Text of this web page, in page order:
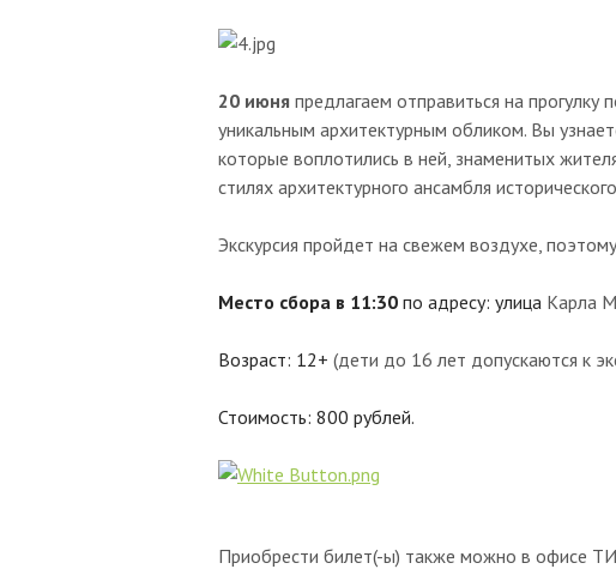
20 июня предлагаем отправиться на
уникальным архитектурным обликом. Вы
которые воплотились в ней, знаменитых
стилях архитектурного ансамбля
Экскурсия пройдет на свежем воздухе,
Место сбора в 11:30 по адресу: улица Карла
Возраст: 12+ (дети до 16 лет допускаются к
Стоимость: 800 рублей.
Приобрести билет(-ы) также можно в офисе